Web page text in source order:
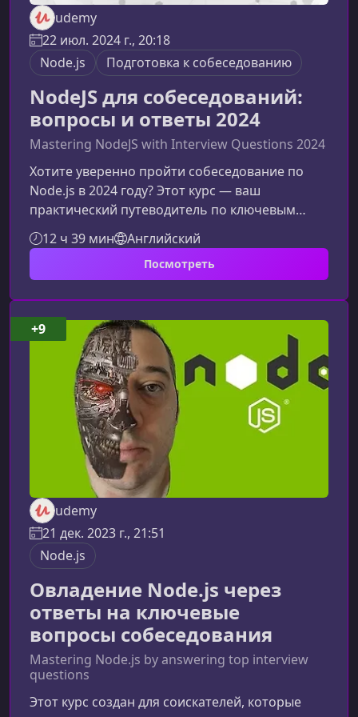
udemy
22 июл. 2024 г., 20:18
Node.js
Подготовка к собеседованию
NodeJS для собеседований:
вопросы и ответы 2024
Mastering NodeJS with Interview Questions 2024
Хотите уверенно пройти собеседование по
Node.js в 2024 году? Этот курс — ваш
практический путеводитель по ключевым
концепциям серверного JavaScript, типичным
вопросам интервью и реальным сценариям
разработки. Материал сочетает теорию,
практику и структурированную подготовку к
собеседованиям, помогая вам закрыть
пробелы в знаниях и укрепить техническую
уверенность.Что делает этот курс ценным для
подготовки к собеседованиюОбновлённая
программа с
12 ч 39 мин Английский
Посмотреть
udemy
21 дек. 2023 г., 21:51
Node.js
Овладение Node.js через
ответы на ключевые
вопросы собеседования
Mastering Node.js by answering top interview
questions
Этот курс создан для соискателей, которые
+9